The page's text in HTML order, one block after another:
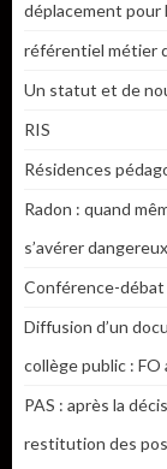
déplacement
référentiel métier
Un statut et de
RIS
Résidences
Radon : quand
s’avérer
Conférence-débat
Diffusion d’un
collège public : FO
PAS : après la
restitution des